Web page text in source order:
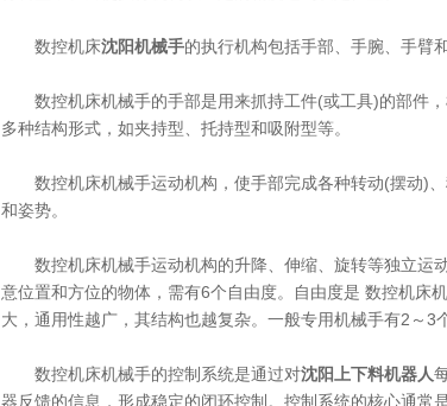
数控机床沈阳机械手的执行机构包括手部、手腕、手臂
数控机床机械手的手部是用来抓持工件(或工具)的部件，
多种结构形式，如夹持型、托持型和吸附型等。
数控机床机械手运动机构，使手部完成各种转动(摆动)、
和姿势。
数控机床机械手运动机构的升降、伸缩、旋转等独立运
意位置和方位的物体，需有6个自由度。自由度是 数控机床
大，通用性越广，其结构也越复杂。一般专用机械手有2～3
数控机床机械手的控制系统是通过对沈阳上下料机器人
器反馈的信息，形成稳定的闭环控制。控制系统的核心通